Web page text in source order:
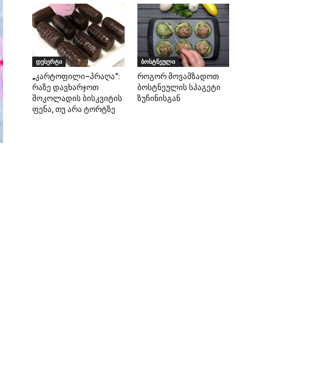
დესერტი
„კარტოფილი–პრაღა“:
რაზე დავხარჯოთ
შოკოლადის ბისკვიტის
ფენა, თუ არა ტორტზე
ბოსტნეული
როგორ მოვამზადოთ
ბოსტნეულის სპაგეტი
ზუჩინისგან